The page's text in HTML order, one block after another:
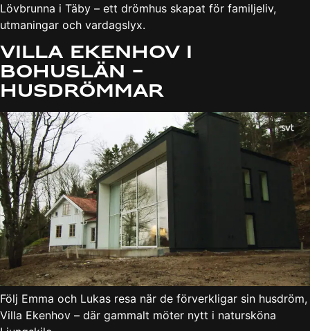
Lövbrunna i Täby – ett drömhus skapat för familjeliv,
utmaningar och vardagslyx.
Villa Ekenhov i
Bohuslän –
Husdrömmar
Följ Emma och Lukas resa när de förverkligar sin husdröm,
Villa Ekenhov – där gammalt möter nytt i natursköna